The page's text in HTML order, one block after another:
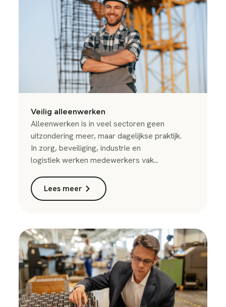
Veilig alleenwerken
Alleenwerken is in veel sectoren geen
uitzondering meer, maar dagelijkse praktijk.
In zorg, beveiliging, industrie en
logistiek werken medewerkers vak...
Lees meer